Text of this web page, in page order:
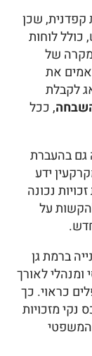
שכן
כולל לוחות
של
את
לקבלת
, ככל
גם בהעברת
ידע
נכונה
על
ברמת גן
ומנהלי לאורך
כראוי. כך
נקי מזכויות
המשפטי